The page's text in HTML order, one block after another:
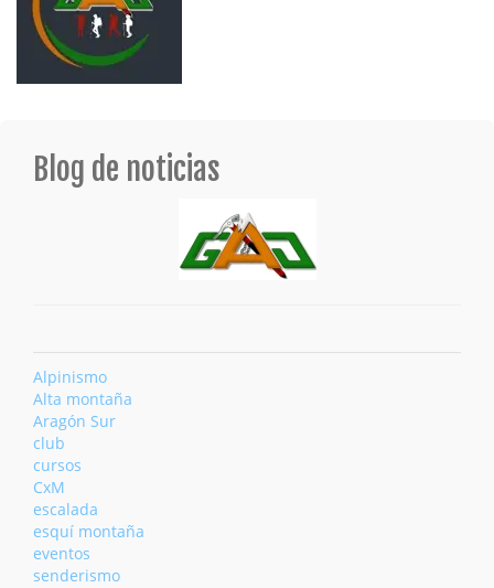
Blog de noticias
Alpinismo
Alta montaña
Aragón Sur
club
cursos
CxM
escalada
esquí montaña
eventos
senderismo